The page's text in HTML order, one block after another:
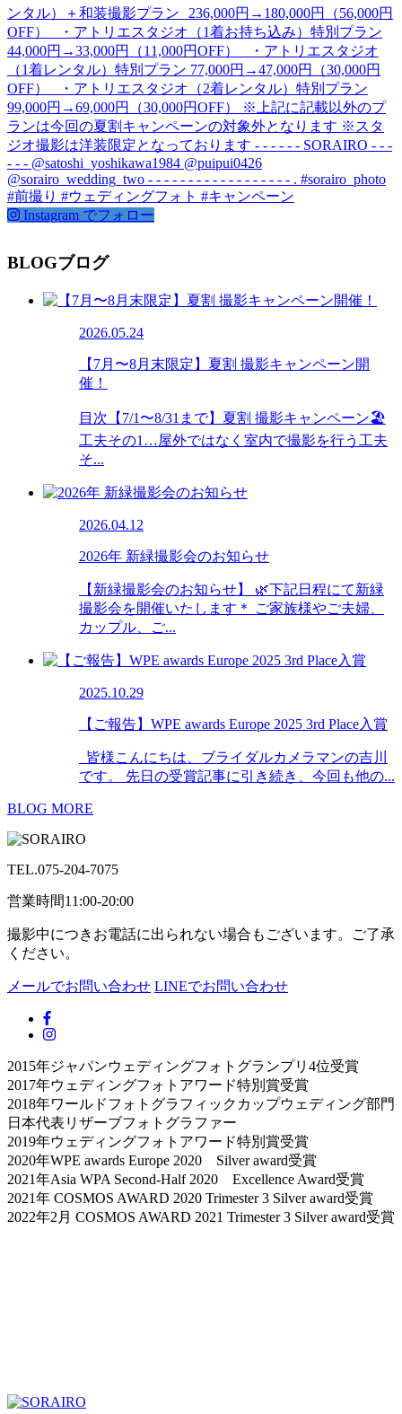
Instagram でフォロー
BLOGブログ
2026.05.24
【7月〜8月末限定】夏割 撮影キャンペーン開
催！
目次【7/1〜8/31まで】夏割 撮影キャンペーン🏖️
工夫その1…屋外ではなく室内で撮影を行う工夫
そ...
2026.04.12
2026年 新緑撮影会のお知らせ
【新緑撮影会のお知らせ】 🌿下記日程にて新緑
撮影会を開催いたします＊ ご家族様やご夫婦、
カップル、ご...
2025.10.29
【ご報告】WPE awards Europe 2025 3rd Place入賞
皆様こんにちは、ブライダルカメラマンの吉川
です。 先日の受賞記事に引き続き、今回も他の...
BLOG MORE
TEL.075-204-7075
営業時間11:00-20:00
撮影中につきお電話に出られない場合もございます。ご了承
ください。
メールでお問い合わせ LINEでお問い合わせ
2015年ジャパンウェディングフォトグランプリ4位受賞
2017年ウェディングフォトアワード特別賞受賞
2018年ワールドフォトグラフィックカップウェディング部門
日本代表リザーブフォトグラファー
2019年ウェディングフォトアワード特別賞受賞
2020年WPE awards Europe 2020 Silver award受賞
2021年Asia WPA Second-Half 2020 Excellence Award受賞
2021年 COSMOS AWARD 2020 Trimester 3 Silver award受賞
2022年2月 COSMOS AWARD 2021 Trimester 3 Silver award受賞